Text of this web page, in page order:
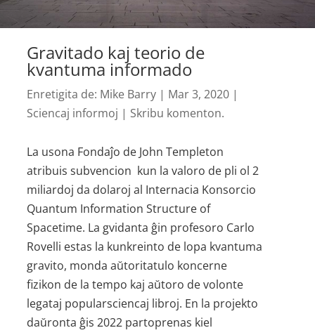
Gravitado kaj teorio de
kvantuma informado
Enretigita de: Mike Barry | Mar 3, 2020 |
Sciencaj informoj | Skribu komenton.
La usona Fondaĵo de John Templeton
atribuis subvencion kun la valoro de pli ol 2
miliardoj da dolaroj al Internacia Konsorcio
Quantum Information Structure of
Spacetime. La gvidanta ĝin profesoro Carlo
Rovelli estas la kunkreinto de lopa kvantuma
gravito, monda aŭtoritatulo koncerne
fizikon de la tempo kaj aŭtoro de volonte
legataj popularsciencaj libroj. En la projekto
daŭronta ĝis 2022 partoprenas kiel